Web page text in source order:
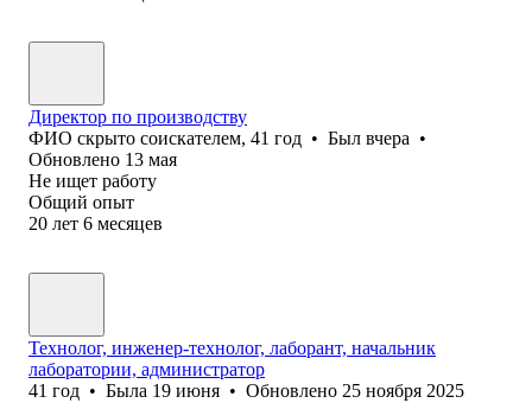
Директор по производству
ФИО скрыто соискателем, 41 год • Был вчера •
Обновлено 13 мая
Не ищет работу
Общий опыт
20 лет 6 месяцев
Технолог, инженер-технолог, лаборант, начальник
лаборатории, администратор
41 год • Была 19 июня • Обновлено 25 ноября 2025